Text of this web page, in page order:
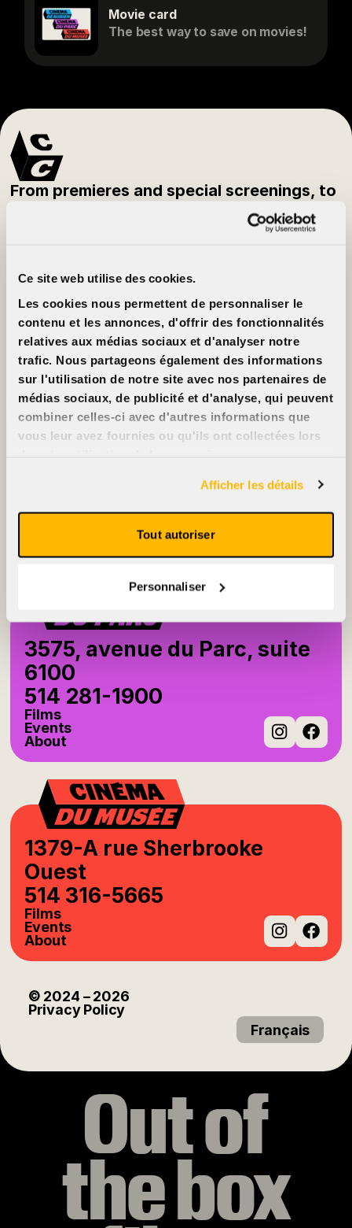
Ce site web utilise des cookies.
Les cookies nous permettent de personnaliser le
contenu et les annonces, d'offrir des fonctionnalités
relatives aux médias sociaux et d'analyser notre
trafic. Nous partageons également des informations
sur l'utilisation de notre site avec nos partenaires de
médias sociaux, de publicité et d'analyse, qui peuvent
combiner celles-ci avec d'autres informations que
vous leur avez fournies ou qu'ils ont collectées lors
Afficher les détails
Tout autoriser
Personnaliser
Movie card
The best way to save on movies!
From premieres and special screenings, to
festivals and classic films — be the first to
know what’s playing each week.
Prices
Movie cards
Rentals
FAQ
Accessibility
Advertise on our
screens
Support us
Cinéma Cinéma
Partners
Jobs
Contact us
Films
3575, avenue du Parc, suite
6100
514 281-1900
Films
Events
About
1379-A rue Sherbrooke
Ouest
514 316-5665
Films
Events
About
© 2024 – 2026
Privacy Policy
Français
Out of
the box